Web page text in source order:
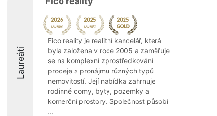
Laureáti
Fico reality je realitní kancelář, která
byla založena v roce 2005 a zaměřuje
se na komplexní zprostředkování
prodeje a pronájmu různých typů
nemovitostí. Její nabídka zahrnuje
rodinné domy, byty, pozemky a
komerční prostory. Společnost působí
...